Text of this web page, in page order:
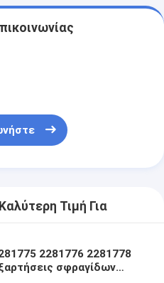
Τιμή Για
2281776 2281778
σφραγίδων